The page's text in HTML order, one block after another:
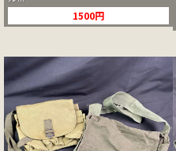
1500円